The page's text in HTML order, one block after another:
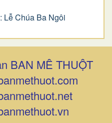
Lễ Chúa Ba Ngôi
BAN MÊ THUỘT